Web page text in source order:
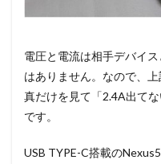
電圧と電流は相手デバイ
はありません。なので、
真だけを見て「2.4A出て
です。
USB TYPE-C搭載の